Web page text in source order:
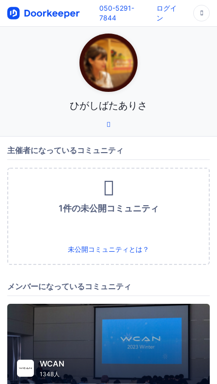
050-5291-
7844
ログイ
ン
ひがしばたありさ
主催者になっているコミュニティ
1件の未公開コミュニティ
未公開コミュニティとは？
メンバーになっているコミュニティ
WCAN
1348人